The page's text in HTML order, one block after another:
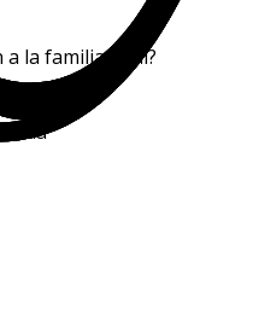
la familia Real?